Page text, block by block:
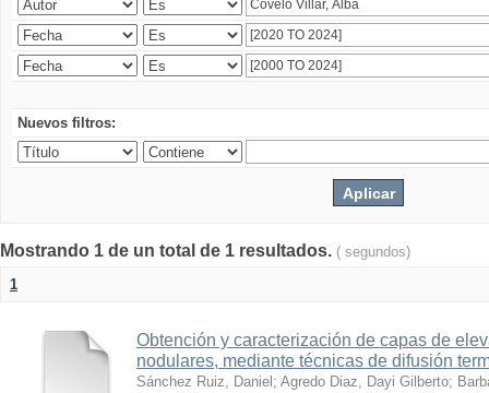
Nuevos filtros:
Mostrando 1 de un total de 1 resultados. ( segundos)
1
Obtención y caracterización de capas de
nodulares, mediante técnicas de difusión
Sánchez Ruiz, Daniel ; Agredo Diaz, Dayi Gilberto;